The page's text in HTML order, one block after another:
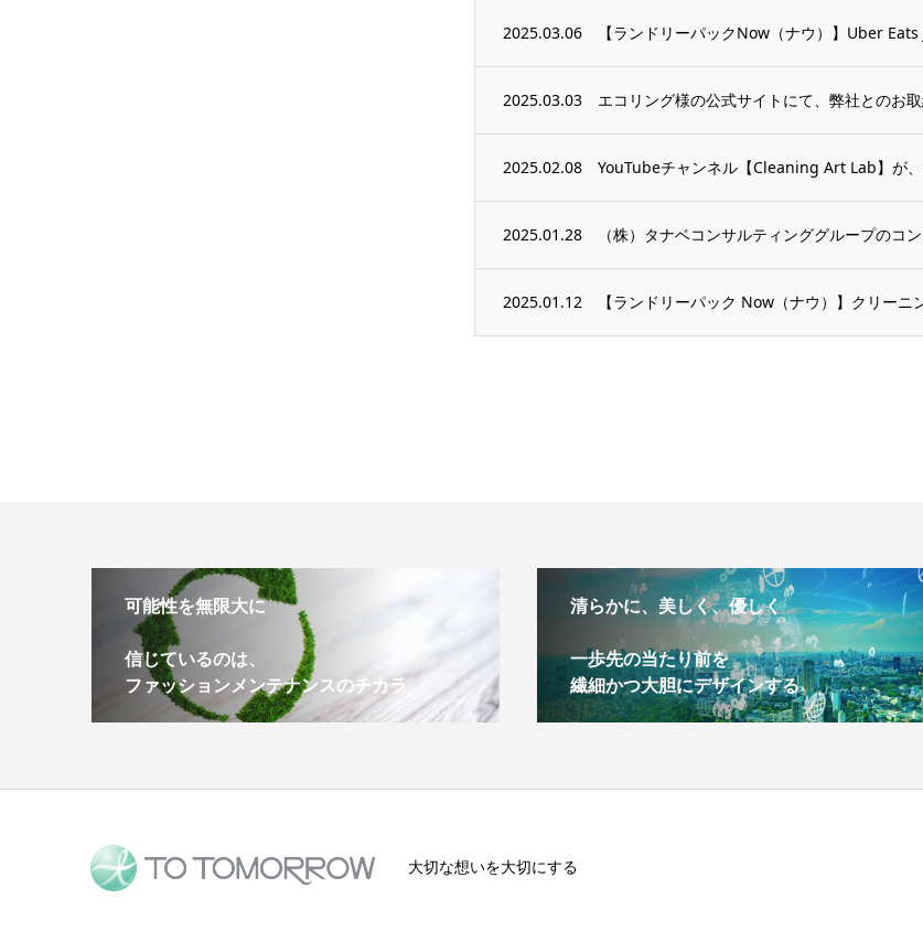
2025.03.06 【ランドリーパックNow（ナウ）】Uber
2025.03.03 エコリング様の公式サイトにて、弊社とのお
2025.02.08 YouTubeチャンネル【Cleaning Art Lab】が
2025.01.28 （株）タナベコンサルティンググループのコ
2025.01.12 【ランドリーパック Now（ナウ）】クリー
可能性を無限大に
信じているのは、
ファッションメンテナンスのチカラ
清らかに、美しく、優しく
一歩先の当たり前を
繊細かつ大胆にデザインする
大切な想いを大切にする